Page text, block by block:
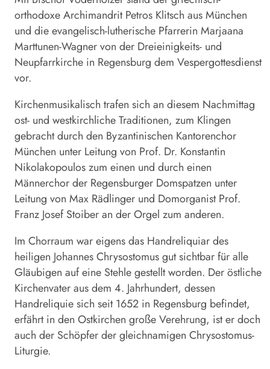
orthodoxe Archimandrit Petros Klitsch aus München
und die evangelisch-lutherische Pfarrerin Marjaana
Marttunen-Wagner von der Dreieinigkeits- und
Neupfarrkirche in Regensburg dem Vespergottesdienst
vor.
Kirchenmusikalisch trafen sich an diesem Nachmittag
ost- und westkirchliche Traditionen, zum Klingen
gebracht durch den Byzantinischen Kantorenchor
München unter Leitung von Prof. Dr. Konstantin
Nikolakopoulos zum einen und durch einen
Männerchor der Regensburger Domspatzen unter
Leitung von Max Rädlinger und Domorganist Prof.
Franz Josef Stoiber an der Orgel zum anderen.
Im Chorraum war eigens das Handreliquiar des
heiligen Johannes Chrysostomus gut sichtbar für alle
Gläubigen auf eine Stehle gestellt worden. Der östliche
Kirchenvater aus dem 4. Jahrhundert, dessen
Handreliquie sich seit 1652 in Regensburg befindet,
erfährt in den Ostkirchen große Verehrung, ist er doch
auch der Schöpfer der gleichnamigen Chrysostomus-
Liturgie.